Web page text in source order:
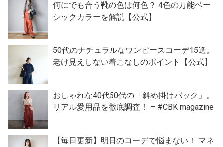
何にでも合う靴の色は何色？ 4色の万能ベー
シックカラーを解説【公式】
50代のナチュラルなワンピースコーデ15選。
老け見えしない着こなしのポイント【公式】
おしゃれな40代50代の「斜め掛けバック」。
リアル愛用品を徹底調査！ – #CBK magazine
【毎日更新】明日のコーデで悩まない！ マネ